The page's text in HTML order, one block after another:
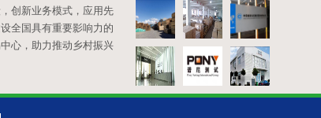
创新业务模式，应用先
全国具有重要影响力的
心，助力推动乡村振兴